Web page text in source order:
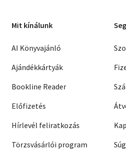
Mit kínálunk
AI Könyvajánló
Ajándékkártyák
Bookline Reader
Előfizetés
Hírlevél feliratkozás
Törzsvásárlói program